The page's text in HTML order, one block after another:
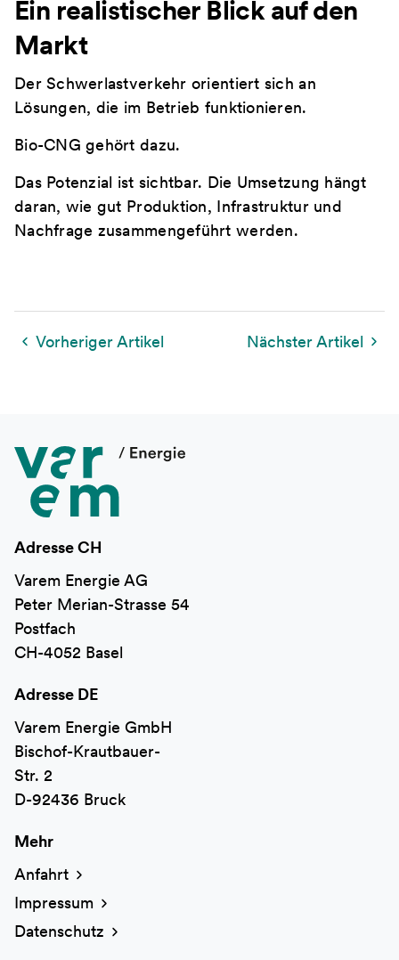
Ein realistischer Blick auf den
Markt
Der Schwerlastverkehr orientiert sich an
Lösungen, die im Betrieb funktionieren.
Bio-CNG gehört dazu.
Das Potenzial ist sichtbar. Die Umsetzung hängt
daran, wie gut Produktion, Infrastruktur und
Nachfrage zusammengeführt werden.
Vorheriger Artikel Nächster Artikel
Adresse CH
Varem Energie AG
Peter Merian-Strasse 54
Postfach
CH-4052 Basel
Adresse DE
Varem Energie GmbH
Bischof-Krautbauer-
Str. 2
D-92436 Bruck
Mehr
Anfahrt
Impressum
Datenschutz